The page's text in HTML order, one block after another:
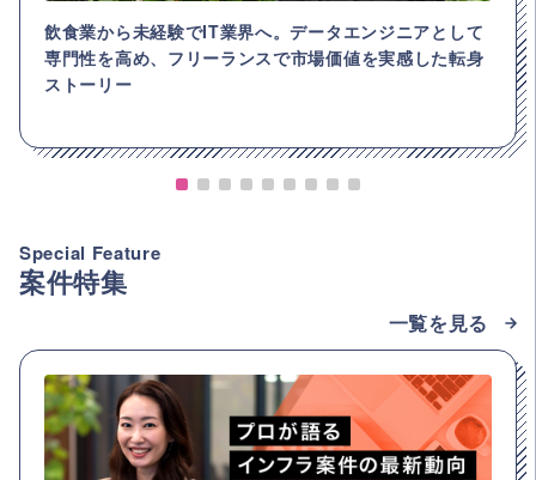
飲食業から未経験でIT業界へ。データエンジニアとして
専門性を高め、フリーランスで市場価値を実感した転身
ストーリー
Special Feature
案件特集
一覧を見る